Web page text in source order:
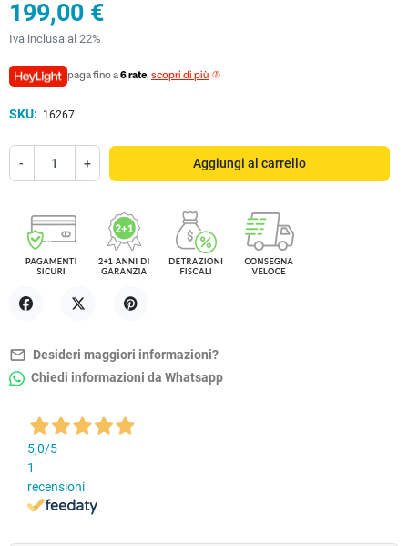
199,00 €
Iva inclusa al 22%
paga fino a6 rate, scopri di più
SKU: 16267
- + Aggiungi al carrello
mail_outline Desideri maggiori informazioni?
Chiedi informazioni da Whatsapp
5,0/5
1
recensioni